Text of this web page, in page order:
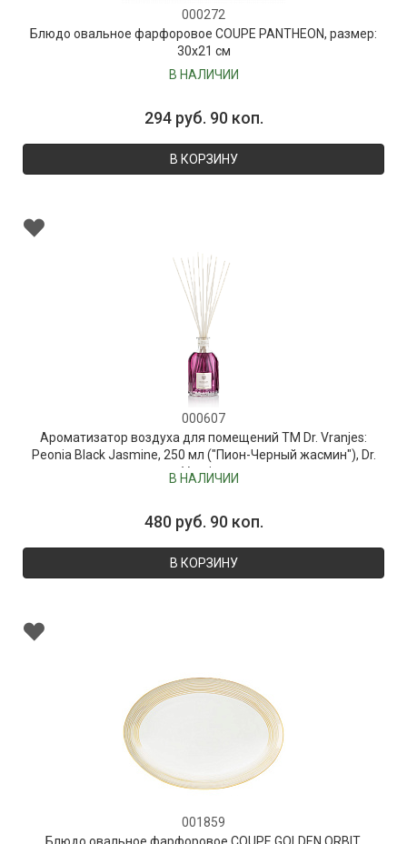
000272
Блюдо овальное фарфоровое COUPE PANTHEON, размер:
30х21 см
В НАЛИЧИИ
294 руб. 90 коп.
В КОРЗИНУ
000607
Ароматизатор воздуха для помещений ТМ Dr. Vranjes:
Peonia Black Jasmine, 250 мл ("Пион-Черный жасмин"), Dr.
Vranjes
В НАЛИЧИИ
480 руб. 90 коп.
В КОРЗИНУ
001859
Блюдо овальное фарфоровое COUPE GOLDEN ORBIT,